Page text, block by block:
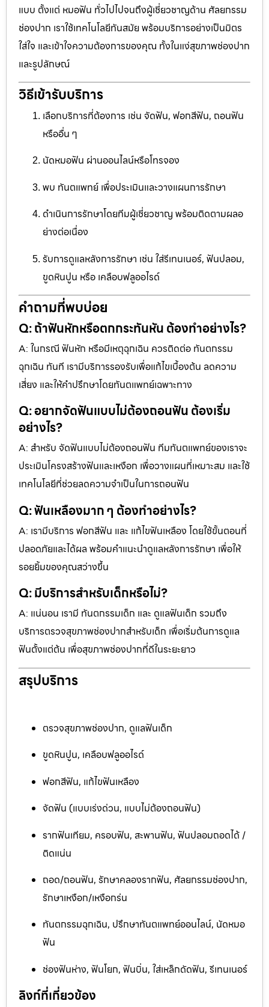
แบบ ตั้งแต่ หมอฟัน ทั่วไปไปจนถึงผู้เชี่ยวชาญด้าน ศัลยกรรม
ช่องปาก เราใช้เทคโนโลยีทันสมัย พร้อมบริการอย่างเป็นมิตร
ใส่ใจ และเข้าใจความต้องการของคุณ ทั้งในแง่สุขภาพช่องปาก
และรูปลักษณ์
วิธีเข้ารับบริการ
เลือกบริการที่ต้องการ เช่น จัดฟัน, ฟอกสีฟัน, ถอนฟัน
หรืออื่น ๆ
นัดหมอฟัน ผ่านออนไลน์หรือโทรจอง
พบ ทันตแพทย์ เพื่อประเมินและวางแผนการรักษา
ดำเนินการรักษาโดยทีมผู้เชี่ยวชาญ พร้อมติดตามผลอ
ย่างต่อเนื่อง
รับการดูแลหลังการรักษา เช่น ใส่รีเทนเนอร์, ฟันปลอม,
ขูดหินปูน หรือ เคลือบฟลูออไรด์
คำถามที่พบบ่อย
Q: ถ้าฟันหักหรือตกกระทันหัน ต้องทำอย่างไร?
A: ในกรณี ฟันหัก หรือมีเหตุฉุกเฉิน ควรติดต่อ ทันตกรรม
ฉุกเฉิน ทันที เรามีบริการรองรับเพื่อแก้ไขเบื้องต้น ลดความ
เสี่ยง และให้คำปรึกษาโดยทันตแพทย์เฉพาะทาง
Q: อยากจัดฟันแบบไม่ต้องถอนฟัน ต้องเริ่ม
อย่างไร?
A: สำหรับ จัดฟันแบบไม่ต้องถอนฟัน ทีมทันตแพทย์ของเราจะ
ประเมินโครงสร้างฟันและเหงือก เพื่อวางแผนที่เหมาะสม และใช้
เทคโนโลยีที่ช่วยลดความจำเป็นในการถอนฟัน
Q: ฟันเหลืองมาก ๆ ต้องทำอย่างไร?
A: เรามีบริการ ฟอกสีฟัน และ แก้ไขฟันเหลือง โดยใช้ขั้นตอนที่
ปลอดภัยและได้ผล พร้อมคำแนะนำดูแลหลังการรักษา เพื่อให้
รอยยิ้มของคุณสว่างขึ้น
Q: มีบริการสำหรับเด็กหรือไม่?
A: แน่นอน เรามี ทันตกรรมเด็ก และ ดูแลฟันเด็ก รวมถึง
บริการตรวจสุขภาพช่องปากสำหรับเด็ก เพื่อเริ่มต้นการดูแล
ฟันตั้งแต่ต้น เพื่อสุขภาพช่องปากที่ดีในระยะยาว
สรุปบริการ
ตรวจสุขภาพช่องปาก, ดูแลฟันเด็ก
ขูดหินปูน, เคลือบฟลูออไรด์
ฟอกสีฟัน, แก้ไขฟันเหลือง
จัดฟัน (แบบเร่งด่วน, แบบไม่ต้องถอนฟัน)
รากฟันเทียม, ครอบฟัน, สะพานฟัน, ฟันปลอมถอดได้ /
ติดแน่น
ถอด/ถอนฟัน, รักษาคลองรากฟัน, ศัลยกรรมช่องปาก,
รักษาเหงือก/เหงือกร่น
ทันตกรรมฉุกเฉิน, ปรึกษาทันตแพทย์ออนไลน์, นัดหมอ
ฟัน
ช่องฟันห่าง, ฟันโยก, ฟันบิ่น, ใส่เหล็กดัดฟัน, รีเทนเนอร์
ลิงก์ที่เกี่ยวข้อง